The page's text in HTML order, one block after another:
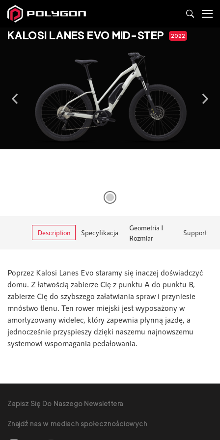
KALOSI LANES EVO MID-STEP 2022
Description Specyfikacja
Geometria I
Rozmiar
Support
Poprzez Kalosi Lanes Evo staramy się inaczej doświadczyć
domu. Z łatwością zabierze Cię z punktu A do punktu B,
zabierze Cię do szybszego załatwiania spraw i przyniesie
mnóstwo tlenu. Ten rower miejski jest wyposażony w
amortyzowany widelec, który zapewnia płynną jazdę, a
jednocześnie przyspieszy dzięki naszemu najnowszemu
systemowi wspomagania pedałowania.
Zapisz Się Do Naszego Newslettera
Znajdź nas w mediach społecznościowych